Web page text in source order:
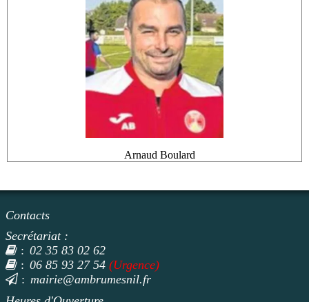
Arnaud Boulard
Contacts
Secrétariat :
: 02 35 83 02 62
: 06 85 93 27 54 (Urgence)
: mairie@ambrumesnil.fr